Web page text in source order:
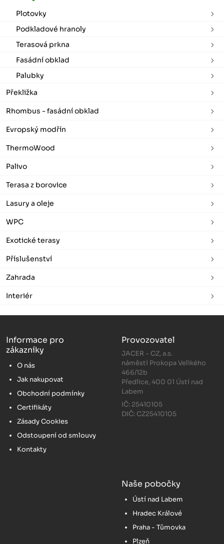
Plotovky
Podkladové hranoly
Terasová prkna
Fasádní obklad
Palubky
Překližka
Rhombus - fasádní obklad
Evropský modřín
ThermoWood
Palivo
Terasa z borovice
Lasury a oleje
WPC
Exotické terasy
Příslušenství
Zahrada
Interiér
Informace pro
zákazníky
O nás
Jak nakupovat
Obchodní podmínky
Certifikáty
Zásady Cookies
Odstoupení od smlouvy
Kontakty
Provozovatel
JACER - CZ, a.s.
náměstí Prokopa Velikého
466/12b
Předlice, 400 01 Ústí nad
Labem
IČ: 25410105
DIČ: CZ25410105
Naše pobočky
Ústí nad Labem
Hradec Králové
Praha - Tůmovka
Plzeň